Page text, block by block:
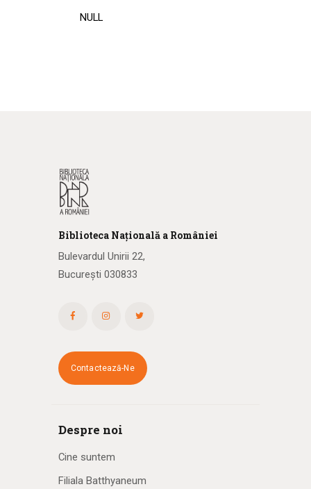
NULL
Biblioteca Națională a României
Bulevardul Unirii 22,
București 030833
Contactează-Ne
Despre noi
Cine suntem
Filiala Batthyaneum